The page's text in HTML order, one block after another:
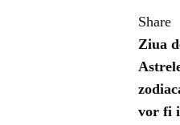
Share
Ziua
vor fi